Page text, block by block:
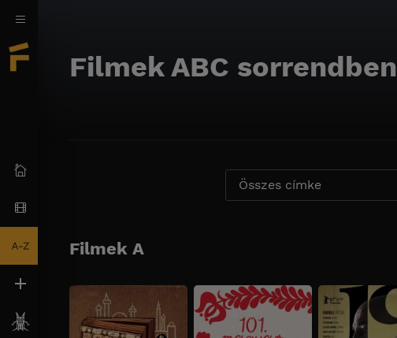
Filmek ABC sorrendben
Összes címke
Filmek A